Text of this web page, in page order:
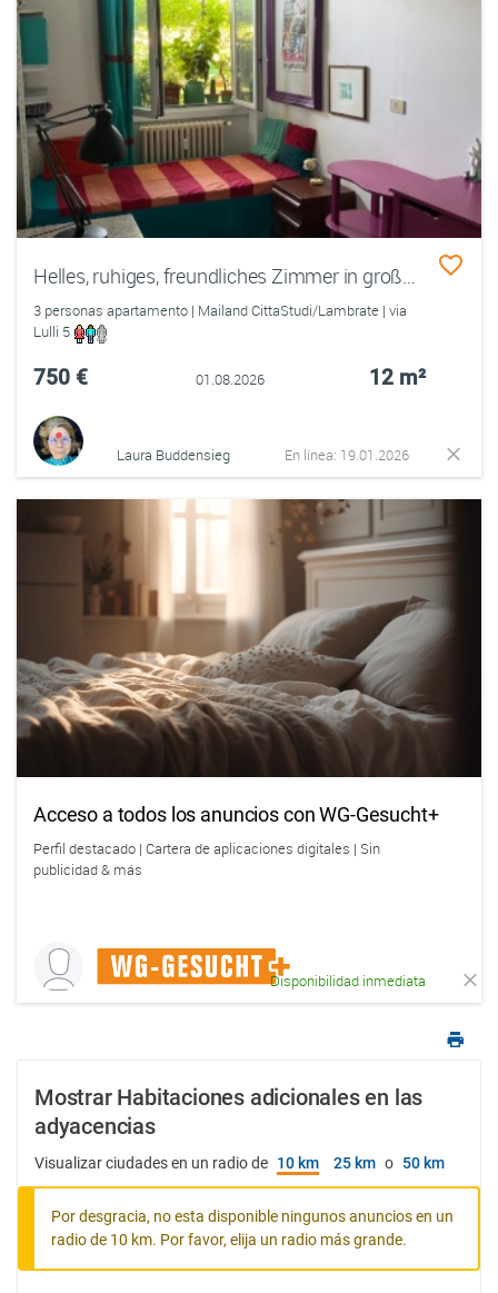
Helles, ruhiges, freundliches Zimmer in großer Privat-Wohnung, in interessantem Ambiente, zentral
3 personas apartamento | Mailand CittaStudi/Lambrate | via
Lulli 5
750 € 01.08.2026 12 m²
Laura Buddensieg En línea: 19.01.2026
Acceso a todos los anuncios con WG-Gesucht+
Perfil destacado | Cartera de aplicaciones digitales | Sin
publicidad & más
Disponibilidad inmediata
Mostrar Habitaciones adicionales en las
adyacencias
Visualizar ciudades en un radio de 10 km 25 km o 50 km
Por desgracia, no esta disponible ningunos anuncios en un
radio de 10 km. Por favor, elija un radio más grande.